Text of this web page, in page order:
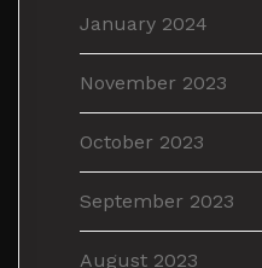
January 2024
November 2023
October 2023
September 2023
August 2023